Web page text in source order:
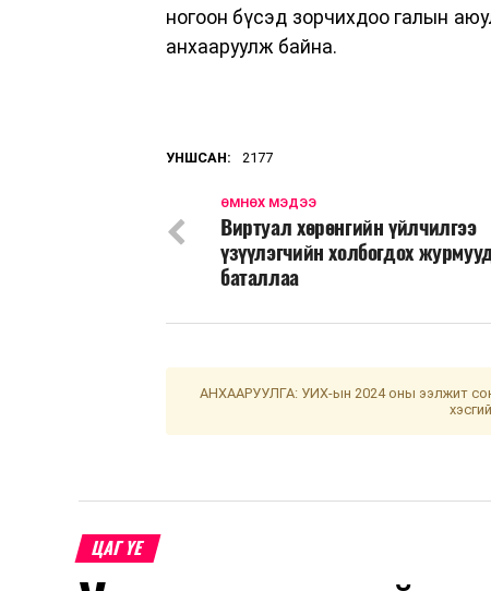
ногоон бүсэд зорчихдоо галын
анхааруулж байна.
УНШСАН: 2177
ӨМНӨХ МЭДЭЭ
Виртуал хөрөнгийн үйлчилгээ
үзүүлэгчийн холбогдох
баталлаа
АНХААРУУЛГА: УИХ-ын 2024 оны ээлжит
ЦАГ ҮЕ